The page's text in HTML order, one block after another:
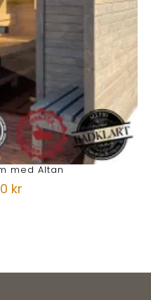
med Altan
kr